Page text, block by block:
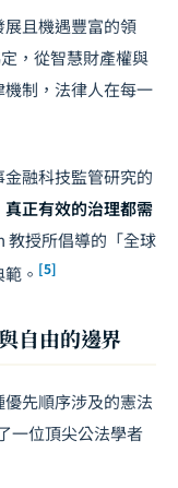
且機遇豐富的領
，從智慧財產權與
制，法律人在每一
金融科技監管研究的
真正有效的治理都需
教授所倡導的「全球
。 [5]
自由的邊界
先順序涉及的憲法
一位頂尖公法學者